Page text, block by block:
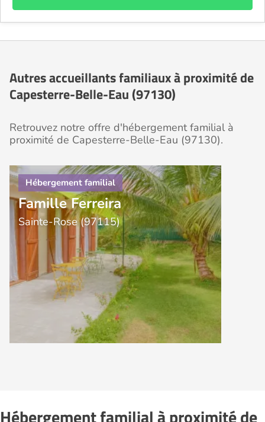
Autres accueillants familiaux à proximité de
Capesterre-Belle-Eau (97130)
Retrouvez notre offre d'hébergement familial à
proximité de Capesterre-Belle-Eau (97130).
Famille Ferreira
Sainte-Rose (97115)